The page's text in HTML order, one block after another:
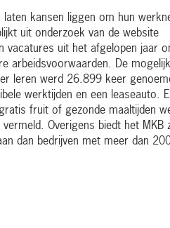
laten kansen liggen om hun
uit onderzoek van de website
vacatures uit het afgelopen jaar
arbeidsvoorwaarden. De
leren werd 26.899 keer
werktijden en een leaseauto.
fruit of gezonde maaltijden
Overigens biedt het MKB
dan bedrijven met meer dan